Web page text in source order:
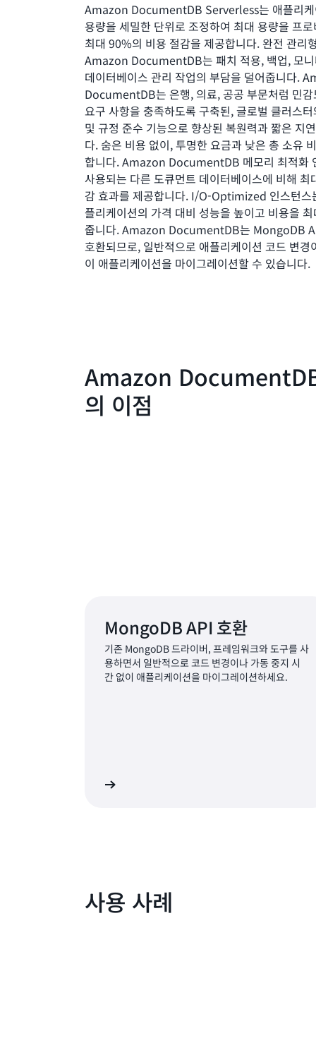
Amazon DocumentDB Serverless는 애플리케
용량을 세밀한 단위로 조정하여 최대 용량을 프
최대 90%의 비용 절감을 제공합니다. 완전 관리
Amazon DocumentDB는 패치 적용, 백업, 모니
데이터베이스 관리 작업의 부담을 덜어줍니다.
DocumentDB는 은행, 의료, 공공 부문처럼 민감
요구 사항을 충족하도록 구축된, 글로벌 클러스
및 규정 준수 기능으로 향상된 복원력과 짧은 지
다. 숨은 비용 없이, 투명한 요금과 낮은 총 소유
합니다. Amazon DocumentDB 메모리 최적화
사용되는 다른 도큐먼트 데이터베이스에 비해
감 효과를 제공합니다. I/O-Optimized 인스턴스
플리케이션의 가격 대비 성능을 높이고 비용을
줍니다. Amazon DocumentDB는 MongoDB
호환되므로, 일반적으로 애플리케이션 코드 변경
이 애플리케이션을 마이그레이션할 수 있습니다.
Amazon
의 이점
MongoDB API 호환
기존 MongoDB 드라이버, 프레임워크와 도구를 사
용하면서 일반적으로 코드 변경이나 가동 중지 시
간 없이 애플리케이션을 마이그레이션하세요.
사용 사례